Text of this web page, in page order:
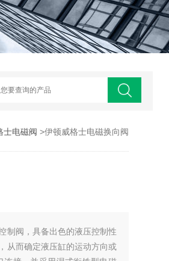
士电磁阀 >伊顿威格士电磁换向阀
制阀，具备出色的液压控制性
从而确定液压缸的运动方向或